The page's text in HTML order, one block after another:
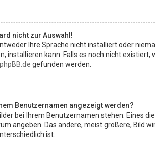
nicht zur Auswahl!
Ihre Sprache nicht installiert oder
installieren kann. Falls es noch nicht
phpBB.de gefunden werden.
Benutzernamen angezeigt werden?
bei Ihrem Benutzernamen stehen. Eines
angeben. Das andere, meist größere, Bild
ist.